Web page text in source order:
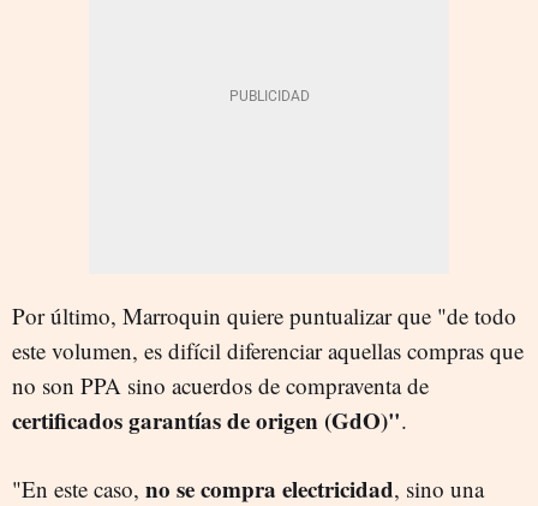
Por último, Marroquin quiere puntualizar que "de todo
este volumen, es difícil diferenciar aquellas compras que
no son PPA sino acuerdos de compraventa de
certificados garantías de origen (GdO)".
"En este caso, no se compra electricidad, sino una